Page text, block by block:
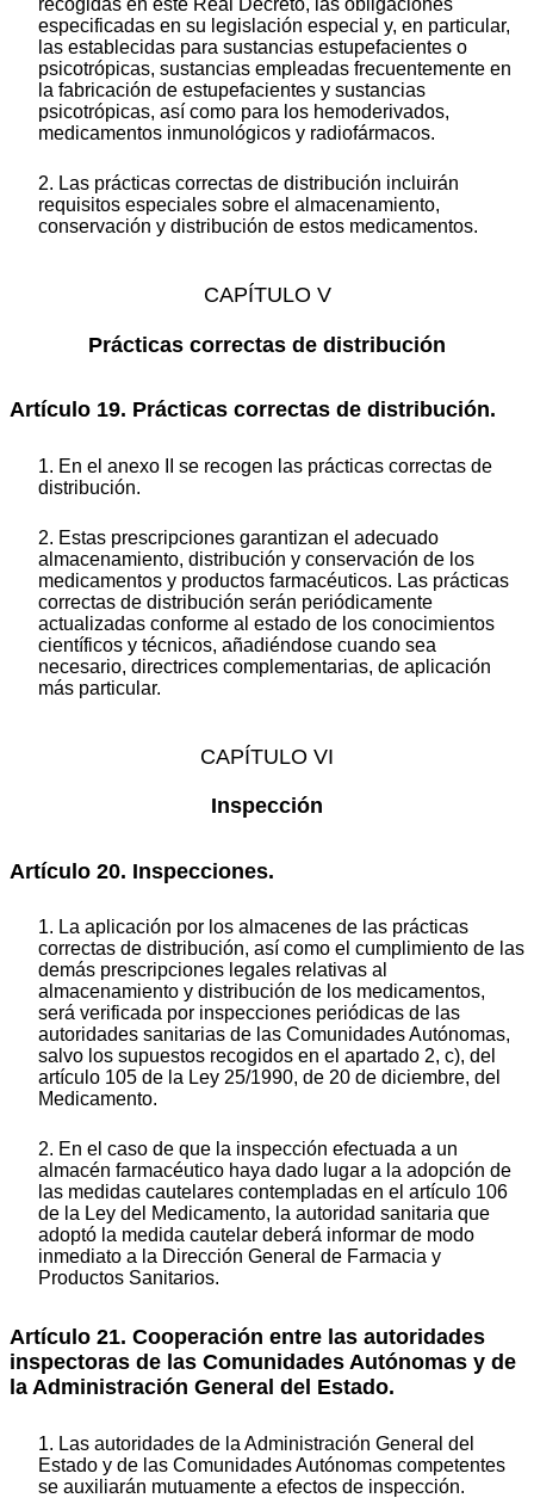
especificadas en su legislación especial y, en particular,
las establecidas para sustancias estupefacientes o
psicotrópicas, sustancias empleadas frecuentemente en
la fabricación de estupefacientes y sustancias
psicotrópicas, así como para los hemoderivados,
medicamentos inmunológicos y radiofármacos.
2. Las prácticas correctas de distribución incluirán
requisitos especiales sobre el almacenamiento,
conservación y distribución de estos medicamentos.
CAPÍTULO V
Prácticas correctas de distribución
Artículo 19. Prácticas correctas de distribución.
1. En el anexo II se recogen las prácticas correctas de
distribución.
2. Estas prescripciones garantizan el adecuado
almacenamiento, distribución y conservación de los
medicamentos y productos farmacéuticos. Las prácticas
correctas de distribución serán periódicamente
actualizadas conforme al estado de los conocimientos
científicos y técnicos, añadiéndose cuando sea
necesario, directrices complementarias, de aplicación
más particular.
CAPÍTULO VI
Inspección
Artículo 20. Inspecciones.
1. La aplicación por los almacenes de las prácticas
correctas de distribución, así como el cumplimiento de las
demás prescripciones legales relativas al
almacenamiento y distribución de los medicamentos,
será verificada por inspecciones periódicas de las
autoridades sanitarias de las Comunidades Autónomas,
salvo los supuestos recogidos en el apartado 2, c), del
artículo 105 de la Ley 25/1990, de 20 de diciembre, del
Medicamento.
2. En el caso de que la inspección efectuada a un
almacén farmacéutico haya dado lugar a la adopción de
las medidas cautelares contempladas en el artículo 106
de la Ley del Medicamento, la autoridad sanitaria que
adoptó la medida cautelar deberá informar de modo
inmediato a la Dirección General de Farmacia y
Productos Sanitarios.
Artículo 21. Cooperación entre las autoridades
inspectoras de las Comunidades Autónomas y de
la Administración General del Estado.
1. Las autoridades de la Administración General del
Estado y de las Comunidades Autónomas competentes
se auxiliarán mutuamente a efectos de inspección.